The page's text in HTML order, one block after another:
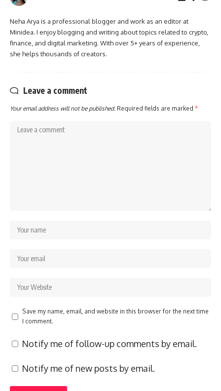
Neha Arya is a professional blogger and work as an editor at
Minidea. I enjoy blogging and writing about topics related to crypto,
finance, and digital marketing. With over 5+ years of experience,
she helps thousands of creators.
Leave a comment
Your email address will not be published. Required fields are marked *
Save my name, email, and website in this browser for the next time
I comment.
Notify me of follow-up comments by email.
Notify me of new posts by email.